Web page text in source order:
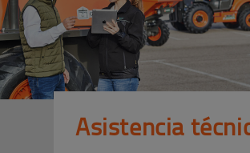
Asistencia